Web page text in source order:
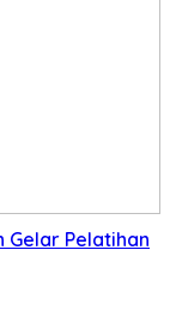
Gelar Pelatihan